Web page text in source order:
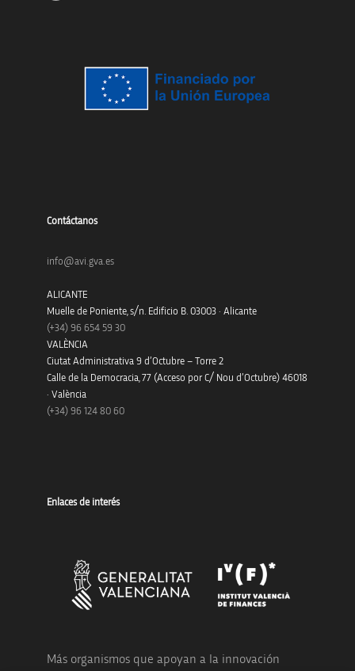
Contáctanos
info@avi.gva.es
ALICANTE
Muelle de Poniente, s/n. Edificio B. 03003 · Alicante
(+34) 96 654 59 30
VALÈNCIA
Ciutat Administrativa 9 d’Octubre – Torre 2
Calle de la Democracia, 77 (Acceso por C/ Nou d’Octubre) 46018
· València
(+34) 96 124 80 60
Enlaces de interés
Más organismos que apoyan a la innovación